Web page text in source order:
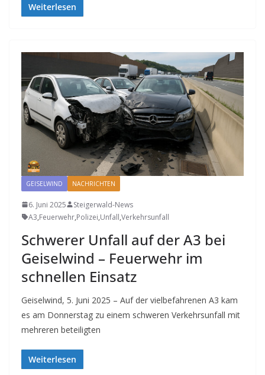
Weiterlesen
GEISELWIND NACHRICHTEN
6. Juni 2025
Steigerwald-News
A3,Feuerwehr,Polizei,Unfall,Verkehrsunfall
Schwerer Unfall auf der A3 bei
Geiselwind – Feuerwehr im
schnellen Einsatz
Geiselwind, 5. Juni 2025 – Auf der vielbefahrenen A3 kam
es am Donnerstag zu einem schweren Verkehrsunfall mit
mehreren beteiligten
Weiterlesen